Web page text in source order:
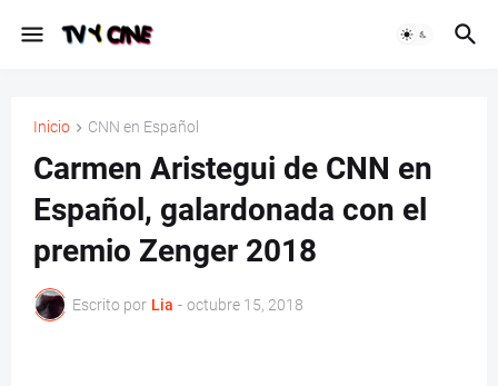
Inicio CNN en Español
Carmen Aristegui de CNN en
Español, galardonada con el
premio Zenger 2018
Escrito por Lia - octubre 15, 2018